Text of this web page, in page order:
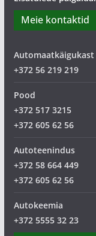
Meie kontaktid
Automaatkäigukast
+372 56 219 219
Pood
+372 517 3215
+372 605 62 56
Autoteenindus
+372 58 664 449
+372 605 62 56
Autokeemia
+372 5555 32 23